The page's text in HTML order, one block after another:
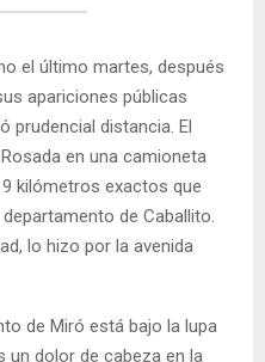
el último martes, después
apariciones públicas
prudencial distancia. El
en una camioneta
kilómetros exactos que
de Caballito.
lo hizo por la avenida
de Miró está bajo la lupa
un dolor de cabeza en la